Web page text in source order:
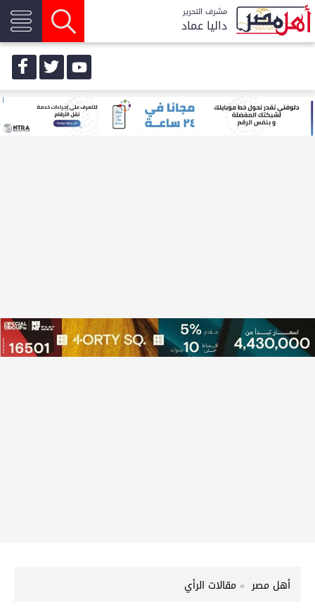
مشرف التحرير
داليا عماد
أهل مصر مقالات الرأي